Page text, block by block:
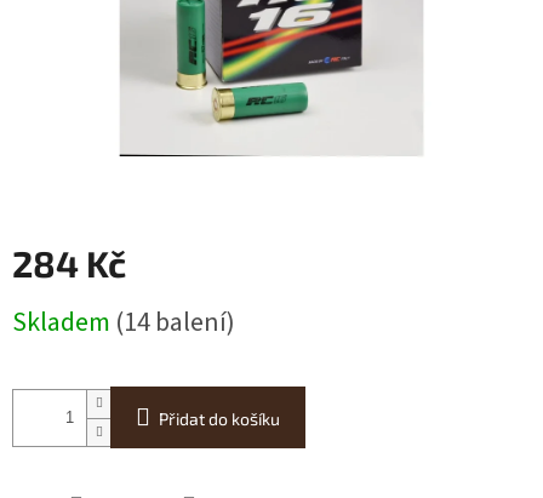
284 Kč
cena:
Skladem (14 balení)
Přidat do košíku